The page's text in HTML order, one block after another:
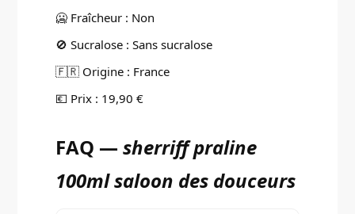
🥶 Fraîcheur : Non
🚫 Sucralose : Sans sucralose
🇫🇷 Origine : France
💶 Prix : 19,90 €
FAQ —sherriff praline
100ml saloon des douceurs